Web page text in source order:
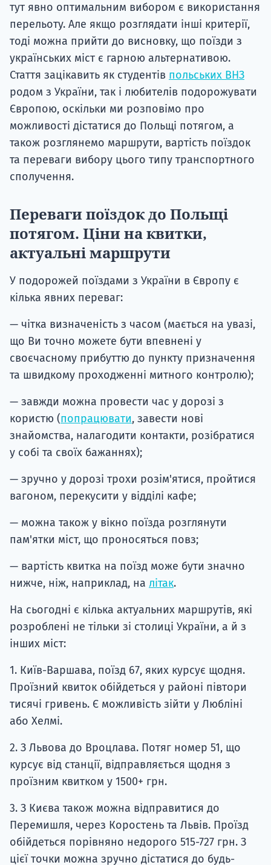
тут явно оптимальним вибором є використання
перельоту. Але якщо розглядати інші критерії,
тоді можна прийти до висновку, що поїзди з
українських міст є гарною альтернативою.
Стаття зацікавить як студентів польських ВНЗ
родом з України, так і любителів подорожувати
Європою, оскільки ми розповімо про
можливості дістатися до Польщі потягом, а
також розглянемо маршрути, вартість поїздок
та переваги вибору цього типу транспортного
сполучення.
Переваги поїздок до Польщі
потягом. Ціни на квитки,
актуальні маршрути
У подорожей поїздами з України в Європу є
кілька явних переваг:
— чітка визначеність з часом (мається на увазі,
що Ви точно можете бути впевнені у
своєчасному прибуттю до пункту призначення
та швидкому проходженні митного контролю);
— завжди можна провести час у дорозі з
користю (попрацювати, завести нові
знайомства, налагодити контакти, розібратися
у собі та своїх бажаннях);
— зручно у дорозі трохи розім'ятися, пройтися
вагоном, перекусити у відділі кафе;
— можна також у вікно поїзда розглянути
пам'ятки міст, що проносяться повз;
— вартість квитка на поїзд може бути значно
нижче, ніж, наприклад, на літак.
На сьогодні є кілька актуальних маршрутів, які
розроблені не тільки зі столиці України, а й з
інших міст:
1. Київ-Варшава, поїзд 67, яких курсує щодня.
Проїзний квиток обійдеться у районі півтори
тисячі гривень. Є можливість зійти у Любліні
або Хелмі.
2. З Львова до Вроцлава. Потяг номер 51, що
курсує від станції, відправляється щодня з
проїзним квитком у 1500+ грн.
3. З Києва також можна відправитися до
Перемишля, через Коростень та Львів. Проїзд
обійдеться порівняно недорого 515-727 грн. З
цієї точки можна зручно дістатися до будь-